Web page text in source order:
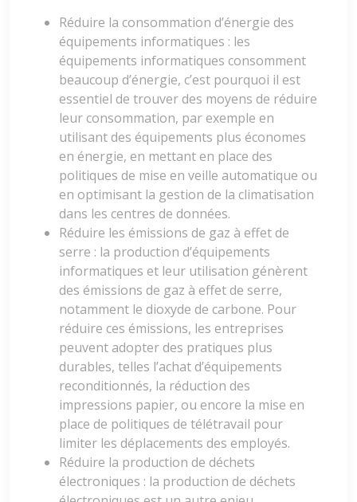
Réduire la consommation d’énergie des
équipements informatiques : les
équipements informatiques consomment
beaucoup d’énergie, c’est pourquoi il est
essentiel de trouver des moyens de réduire
leur consommation, par exemple en
utilisant des équipements plus économes
en énergie, en mettant en place des
politiques de mise en veille automatique ou
en optimisant la gestion de la climatisation
dans les centres de données.
Réduire les émissions de gaz à effet de
serre : la production d’équipements
informatiques et leur utilisation génèrent
des émissions de gaz à effet de serre,
notamment le dioxyde de carbone. Pour
réduire ces émissions, les entreprises
peuvent adopter des pratiques plus
durables, telles l’achat d’équipements
reconditionnés, la réduction des
impressions papier, ou encore la mise en
place de politiques de télétravail pour
limiter les déplacements des employés.
Réduire la production de déchets
électroniques : la production de déchets